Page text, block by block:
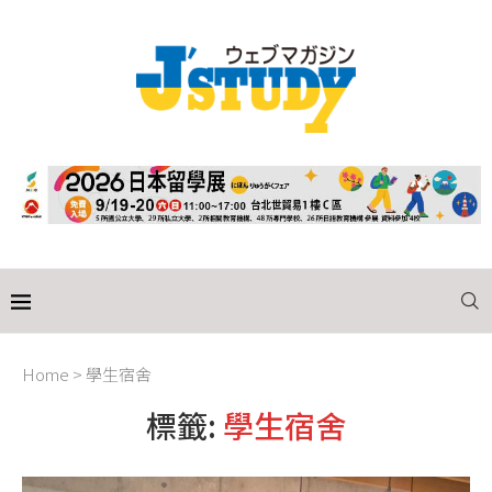
Home > 學生宿舍
標籤: 學生宿舍